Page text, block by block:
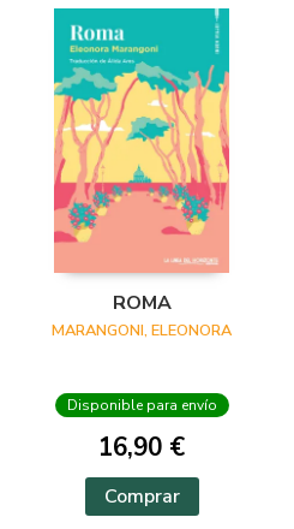
ROMA
MARANGONI, ELEONORA
Disponible para envío
16,90 €
Comprar